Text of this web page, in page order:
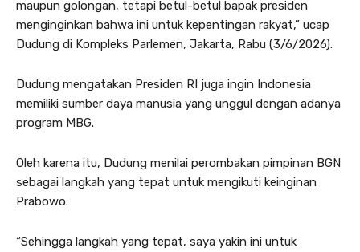
maupun golongan, tetapi betul-betul bapak presiden
menginginkan bahwa ini untuk kepentingan rakyat,” ucap
Dudung di Kompleks Parlemen, Jakarta, Rabu (3/6/2026).
Dudung mengatakan Presiden RI juga ingin Indonesia
memiliki sumber daya manusia yang unggul dengan adanya
program MBG.
Oleh karena itu, Dudung menilai perombakan pimpinan BGN
sebagai langkah yang tepat untuk mengikuti keinginan
Prabowo.
“Sehingga langkah yang tepat, saya yakin ini untuk